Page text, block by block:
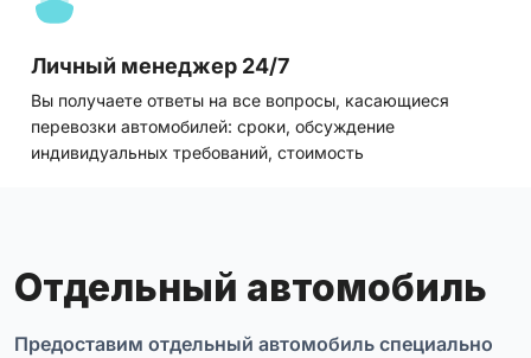
Личный менеджер 24/7
Вы получаете ответы на все вопросы, касающиеся
перевозки автомобилей: сроки, обсуждение
индивидуальных требований, стоимость
Отдельный автомобиль
Предоставим отдельный автомобиль специально